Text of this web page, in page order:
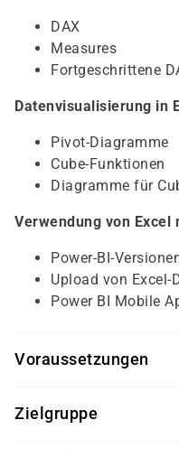
DAX
Measures
Fortgeschrittene
Datenvisualisierung in
Pivot-Diagramme
Cube-Funktionen
Diagramme für
Verwendung von Excel
Power-BI-
Upload von Excel-
Power BI Mobile
Voraussetzungen
Vorkenntnisse
Zielgruppe